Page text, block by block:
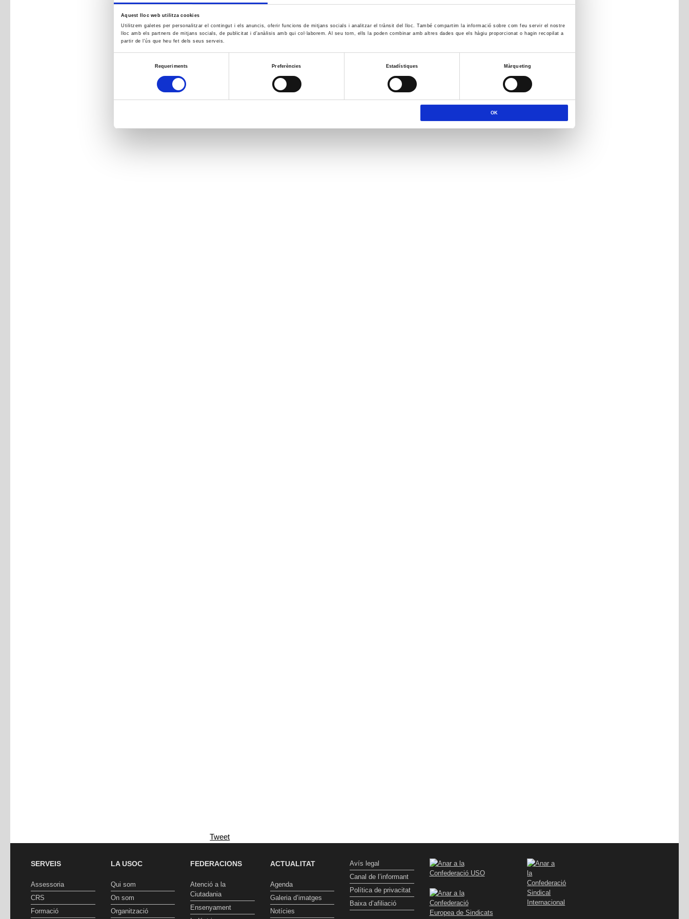
Aquest lloc web utilitza cookies
Utilitzem galetes per personalitzar el contingut i els anuncis, oferir funcions de mitjans socials i analitzar el trànsit del lloc. També compartim la informació sobre com feu servir el nostre
lloc amb els partners de mitjans socials, de publicitat i d'anàlisis amb qui col·laborem. Al seu torn, ells la poden combinar amb altres dades que els hàgiu proporcionat o hagin recopilat a
partir de l'ús que heu fet dels seus serveis.
Requeriments Preferències Estadístiques Màrqueting
OK
Tweet
SERVEIS
Assessoria
CRS
Formació
LA USOC
Qui som
On som
Organització
FEDERACIONS
Atenció a la
Ciutadania
Ensenyament
ACTUALITAT
Agenda
Galeria d’imatges
Notícies
Avís legal
Canal de l’informant
Política de privacitat
Baixa d’afiliació